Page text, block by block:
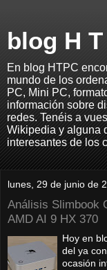
blog H T
En blog HTPC
mundo de los
PC, Mini PC,
información sobre
redes. Tenéis a
Wikipedia y alguna
interesantes de los
lunes, 29 de junio de
Análisis Slimbook
AMD AI 9 HX 370
Hoy en
del ya
ocasión